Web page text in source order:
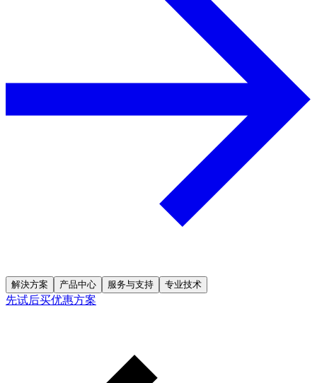
解決方案 产品中心 服务与支持 专业技术
先试后买优惠方案